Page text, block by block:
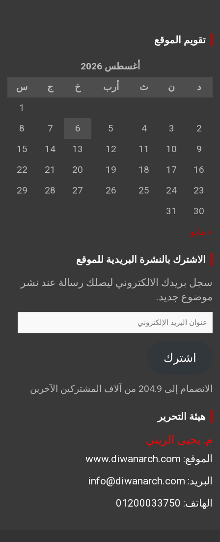
تقويم الموقع
أغسطس 2026
د
ن ث أرب خ ج
س
1
2
3
4
5
6
7
8
9
10
11
12
13
14
15
16
17
18
19
20
21
22
23
24
25
26
27
28
29
30
31
« مايو
الاشترك بالنشرة البريدية للموقع
سجل بريدك الالكتروني ليصلك رسالة عند نشر
موضوع جديد.
عنوان
البريد
اشترك
الانضمام إلى 204.9 من آلاف المشتركين الآخرين
هيئة التحرير
م. يحيى الزيني
الموقع: www.diwanarch.com
البريد: info@diwanarch.com
الهاتف: 01200033750